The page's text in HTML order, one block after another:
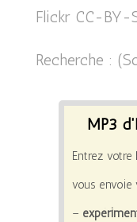
Flickr CC-BY-
Recherche : (
MP3
Entrez votre
vous envoie
–